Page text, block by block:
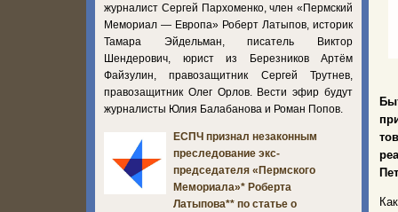
журналист Сергей Пархоменко, член «Пермский
Мемориал — Европа» Роберт Латыпов, историк
Тамара Эйдельман, писатель Виктор
Шендерович, юрист из Березников Артём
Файзулин, правозащитник Сергей Трутнев,
правозащитник Олег Орлов. Вести эфир будут
журналисты Юлия Балабанова и Роман Попов.
ЕСПЧ признал незаконным
преследование экс-
председателя «Пермского
Мемориала»* Роберта
Латыпова** по статье о